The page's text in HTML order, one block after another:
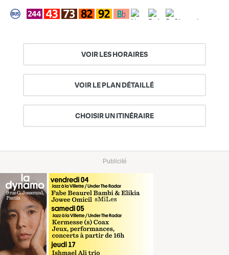
VOIR LES HORAIRES
VOIR LE PLAN DÉTAILLÉ
CHOISIR UN ITINÉRAIRE
Publicité